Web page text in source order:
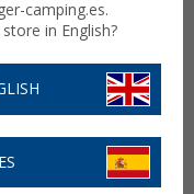
camping.es.
in English?